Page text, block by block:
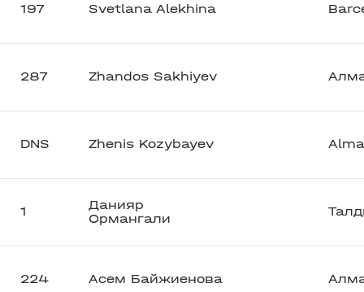
197 Svetlana Alekhina
287 Zhandos Sakhiyev
DNS Zhenis Kozybayev
1
Данияр
Ормангали
224 Асем Байжиенова